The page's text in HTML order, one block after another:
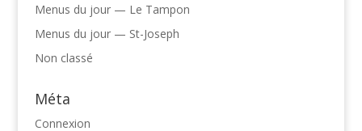
Menus du jour — Le Tampon
Menus du jour — St-Joseph
Non classé
Méta
Connexion